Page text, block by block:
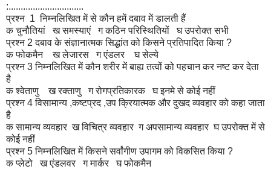
:...............................
प्रश्न 1 निम्नलिखित में से कौन हमें दबाव में डालती हैं
क चुनौतियां
ख समस्याएं ग कठिन परिस्थितियों
घ उपरोक्त सभी
प्रश्न 2 दबाव के संज्ञानात्मक सिद्धांत को किसने प्रतिपादित किया ?
क फोकमैन
ख लेजारस ग एंडलर
घ सेल्ये
प्रश्न 3 निम्नलिखित में कौन शरीर में बाह्य तत्वों को पहचान कर नष्ट कर देता
है
क श्वेताणु
ख रक्ताणु ग रोगप्रतिकारक
घ इनमे से कोई नहीं
प्रश्न 4 विसामान्य ,कष्टप्रद ,उप क्रियात्मक और दुखद व्यवहार को कहा जाता
है
क सामान्य व्यवहार ख विचित्र व्यवहार ग अपसामान्य व्यवहार घ उपरोक्त में से
कोई नहीं
प्रश्न 5 निम्नलिखित में किसने सर्वांगीण उपागम को विकसित किया ?
क प्लेटो
ख एंडलवर ग मार्कर
घ फोकमैन